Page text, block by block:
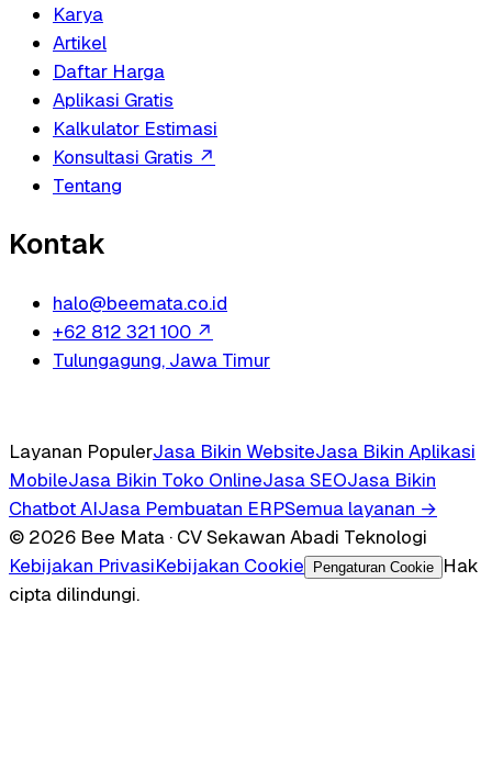
Karya
Artikel
Daftar Harga
Aplikasi Gratis
Kalkulator Estimasi
Konsultasi Gratis ↗
Tentang
Kontak
halo@beemata.co.id
+62 812 321 100 ↗
Tulungagung, Jawa Timur
Layanan PopulerJasa Bikin WebsiteJasa Bikin Aplikasi
MobileJasa Bikin Toko OnlineJasa SEOJasa Bikin
Chatbot AIJasa Pembuatan ERPSemua layanan →
© 2026 Bee Mata · CV Sekawan Abadi Teknologi
Kebijakan PrivasiKebijakan Cookie Pengaturan Cookie
Hak
cipta dilindungi.